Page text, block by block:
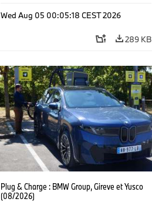
Wed Aug 05 00:05:18 CEST 2026
289 KB
Plug & Charge : BMW Group, Gireve et Yusco
(08/2026)